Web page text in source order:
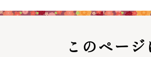
このペー